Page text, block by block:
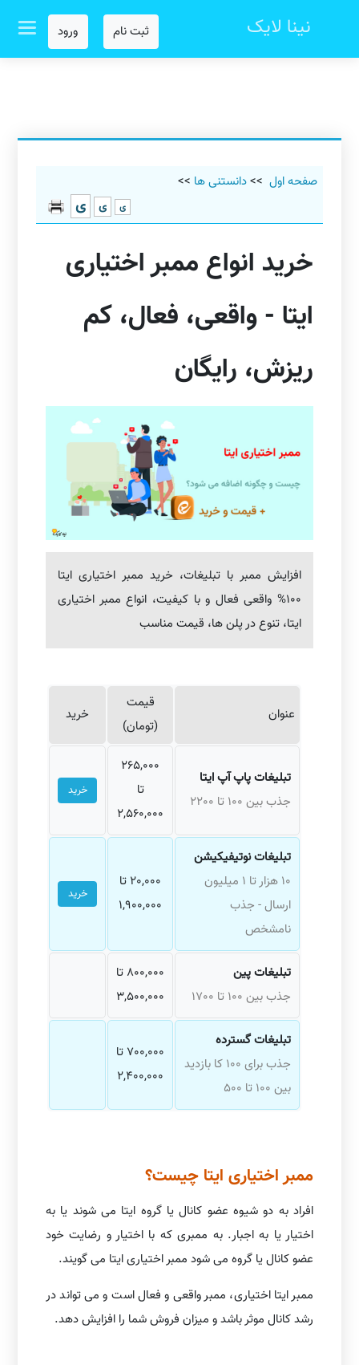
نینا لایک ثبت نام ورود
صفحه اول >>دانستنی ها >>
ی ی ی
خرید انواع ممبر اختیاری
ایتا - واقعی، فعال، کم
ریزش، رایگان
افزایش ممبر با تبلیغات، خرید ممبر اختیاری ایتا
100% واقعی فعال و با کیفیت، انواع ممبر اختیاری
ایتا، تنوع در پلن ها، قیمت مناسب
عنوان
قیمت
(تومان)
خرید
تبلیغات پاپ آپ ایتا
جذب بین 100 تا 2200
265,000
تا
2,560,000
خرید
تبلیغات نوتیفیکیشن
10 هزار تا 1 میلیون
ارسال - جذب
نامشخص
20,000 تا
1,900,000
خرید
تبلیغات پین
جذب بین 100 تا 1700
800,000 تا
3,500,000
تبلیغات گسترده
جذب برای 100 کا بازدید
بین 100 تا 500
700,000 تا
2,400,000
ممبر اختیاری ایتا چیست؟
افراد به دو شیوه عضو کانال یا گروه ایتا می شوند یا به
اختیار یا به اجبار. به ممبری که با اختیار و رضایت خود
عضو کانال یا گروه می شود ممبر اختیاری ایتا می گویند.
ممبر ایتا اختیاری، ممبر واقعی و فعال است و می تواند در
رشد کانال موثر باشد و میزان فروش شما را افزایش دهد.